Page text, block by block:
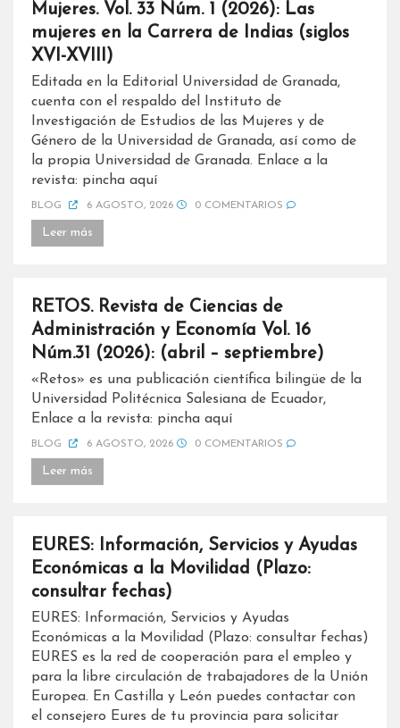
Mujeres. Vol. 33 Núm. 1 (2026): Las
mujeres en la Carrera de Indias (siglos
XVI-XVIII)
Editada en la Editorial Universidad de Granada,
cuenta con el respaldo del Instituto de
Investigación de Estudios de las Mujeres y de
Género de la Universidad de Granada, así como de
la propia Universidad de Granada. Enlace a la
revista: pincha aquí
BLOG 6 AGOSTO, 2026 0 COMENTARIOS
Leer más
RETOS. Revista de Ciencias de
Administración y Economía Vol. 16
Núm.31 (2026): (abril – septiembre)
«Retos» es una publicación científica bilingüe de la
Universidad Politécnica Salesiana de Ecuador,
Enlace a la revista: pincha aquí
BLOG 6 AGOSTO, 2026 0 COMENTARIOS
Leer más
EURES: Información, Servicios y Ayudas
Económicas a la Movilidad (Plazo:
consultar fechas)
EURES: Información, Servicios y Ayudas
Económicas a la Movilidad (Plazo: consultar fechas)
EURES es la red de cooperación para el empleo y
para la libre circulación de trabajadores de la Unión
Europea. En Castilla y León puedes contactar con
el consejero Eures de tu provincia para solicitar